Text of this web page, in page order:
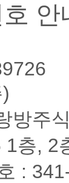
안
방주
1층, 2
: